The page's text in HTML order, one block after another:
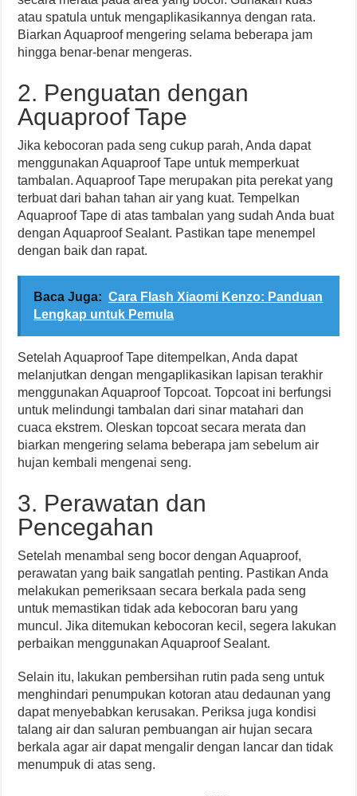
atau spatula untuk mengaplikasikannya dengan rata.
Biarkan Aquaproof mengering selama beberapa jam
hingga benar-benar mengeras.
2. Penguatan dengan
Aquaproof Tape
Jika kebocoran pada seng cukup parah, Anda dapat
menggunakan Aquaproof Tape untuk memperkuat
tambalan. Aquaproof Tape merupakan pita perekat yang
terbuat dari bahan tahan air yang kuat. Tempelkan
Aquaproof Tape di atas tambalan yang sudah Anda buat
dengan Aquaproof Sealant. Pastikan tape menempel
dengan baik dan rapat.
Baca Juga: Cara Flash Xiaomi Kenzo: Panduan
Lengkap untuk Pemula
Setelah Aquaproof Tape ditempelkan, Anda dapat
melanjutkan dengan mengaplikasikan lapisan terakhir
menggunakan Aquaproof Topcoat. Topcoat ini berfungsi
untuk melindungi tambalan dari sinar matahari dan
cuaca ekstrem. Oleskan topcoat secara merata dan
biarkan mengering selama beberapa jam sebelum air
hujan kembali mengenai seng.
3. Perawatan dan
Pencegahan
Setelah menambal seng bocor dengan Aquaproof,
perawatan yang baik sangatlah penting. Pastikan Anda
melakukan pemeriksaan secara berkala pada seng
untuk memastikan tidak ada kebocoran baru yang
muncul. Jika ditemukan kebocoran kecil, segera lakukan
perbaikan menggunakan Aquaproof Sealant.
Selain itu, lakukan pembersihan rutin pada seng untuk
menghindari penumpukan kotoran atau dedaunan yang
dapat menyebabkan kerusakan. Periksa juga kondisi
talang air dan saluran pembuangan air hujan secara
berkala agar air dapat mengalir dengan lancar dan tidak
menumpuk di atas seng.